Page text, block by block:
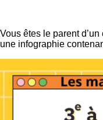
Vous êtes le parent
une infographie